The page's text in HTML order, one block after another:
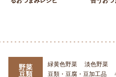
野菜
豆類
緑黄色野菜
淡色野菜
豆類・豆腐・豆加工品